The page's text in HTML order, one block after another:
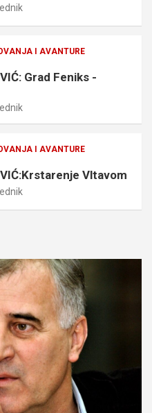
I AVANTURE
Grad Feniks -
I AVANTURE
Vltavom